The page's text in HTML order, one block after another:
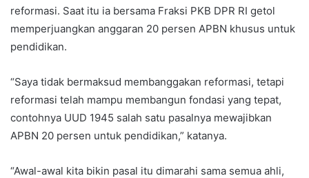
reformasi. Saat itu ia bersama Fraksi PKB DPR RI getol
memperjuangkan anggaran 20 persen APBN khusus untuk
pendidikan.
“Saya tidak bermaksud membanggakan reformasi, tetapi
reformasi telah mampu membangun fondasi yang tepat,
contohnya UUD 1945 salah satu pasalnya mewajibkan
APBN 20 persen untuk pendidikan,” katanya.
“Awal-awal kita bikin pasal itu dimarahi sama semua ahli,